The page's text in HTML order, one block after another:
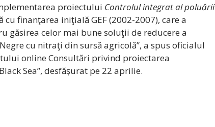
proiectului Controlul integrat al poluării
finanţarea iniţială GEF (2002-2007), care a
găsirea celor mai bune soluţii de reducere a
cu nitraţi din sursă agricolă”, a spus oficialul
online Consultări privind proiectarea
Sea”, desfășurat pe 22 aprilie.